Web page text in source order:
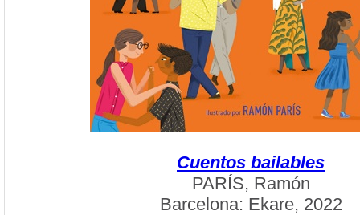
Cuentos bailables
PARÍS, Ramón
Barcelona: Ekare, 2022